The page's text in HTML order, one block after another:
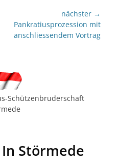
nächster →
nächster
Beitrag:
Pankratiusprozession mit
anschliessendem Vortrag
Schützenbruderschaft
Störmede